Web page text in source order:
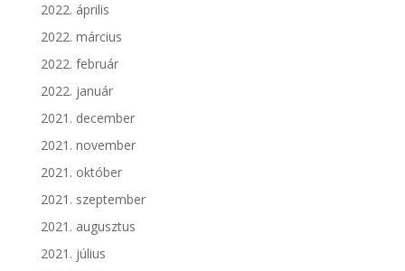
2022. április
2022. március
2022. február
2022. január
2021. december
2021. november
2021. október
2021. szeptember
2021. augusztus
2021. július